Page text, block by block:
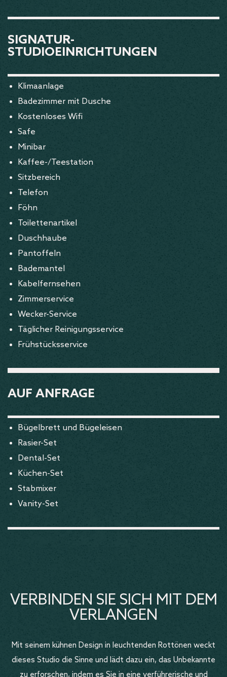
SIGNATUR-
STUDIOEINRICHTUNGEN
Klimaanlage
Badezimmer mit Dusche
Kostenloses Wifi
Safe
Minibar
Kaffee-/Teestation
Sitzbereich
Telefon
Föhn
Toilettenartikel
Duschhaube
Pantoffeln
Bademantel
Kabelfernsehen
Zimmerservice
Wecker-Service
Täglicher Reinigungsservice
Frühstücksservice
AUF ANFRAGE
Bügelbrett und Bügeleisen
Rasier-Set
Dental-Set
Küchen-Set
Stabmixer
Vanity-Set
VERBINDEN SIE SICH MIT DEM
VERLANGEN
Mit seinem kühnen Design in leuchtenden Rottönen weckt
dieses Studio die Sinne und lädt dazu ein, das Unbekannte
zu erforschen, indem es Sie in eine verführerische und